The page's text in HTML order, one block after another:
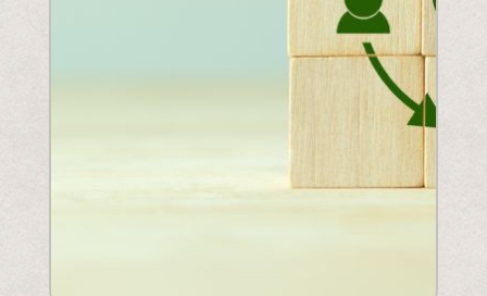
QR Squared par Polytag